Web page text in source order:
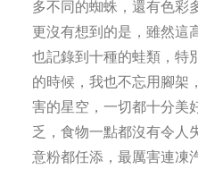
多不同的蜘蛛，還有色彩
更沒有想到的是，雖然這
也記錄到十種的蛙類，特
的時候，我也不忘用腳架
害的星空，一切都十分美
乏，食物一點都沒有令人
意粉都任添，最厲害連凍